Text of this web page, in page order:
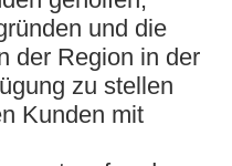
und die
der Region in der
zu stellen
Kunden mit